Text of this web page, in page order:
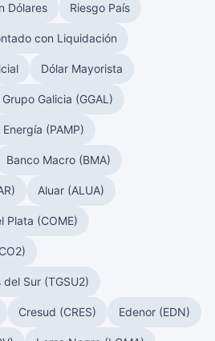
Dólares Riesgo País
con Liquidación
Dólar Mayorista
Grupo Galicia (GGAL)
(PAMP)
Banco Macro (BMA)
Aluar (ALUA)
Plata (COME)
Sur (TGSU2)
Cresud (CRES) Edenor (EDN)